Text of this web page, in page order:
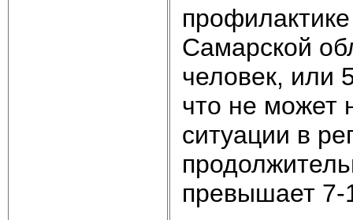
Самарской
человек, или
что не может
ситуации в
превышает 7-